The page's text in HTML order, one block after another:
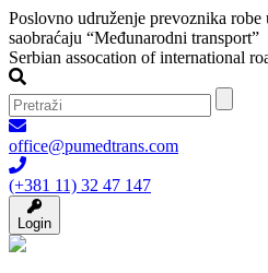
Poslovno udruženje prevoznika
saobraćaju “Međunarodni transport”
Serbian assocation of international
office@pumedtrans.com
(+381 11) 32 47 147
Login